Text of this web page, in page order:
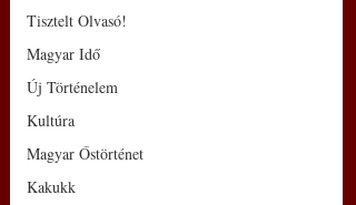
Tisztelt Olvasó!
Magyar Idő
Új Történelem
Kultúra
Magyar Őstörténet
Kakukk